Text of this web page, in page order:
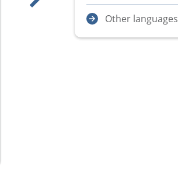
Other languages